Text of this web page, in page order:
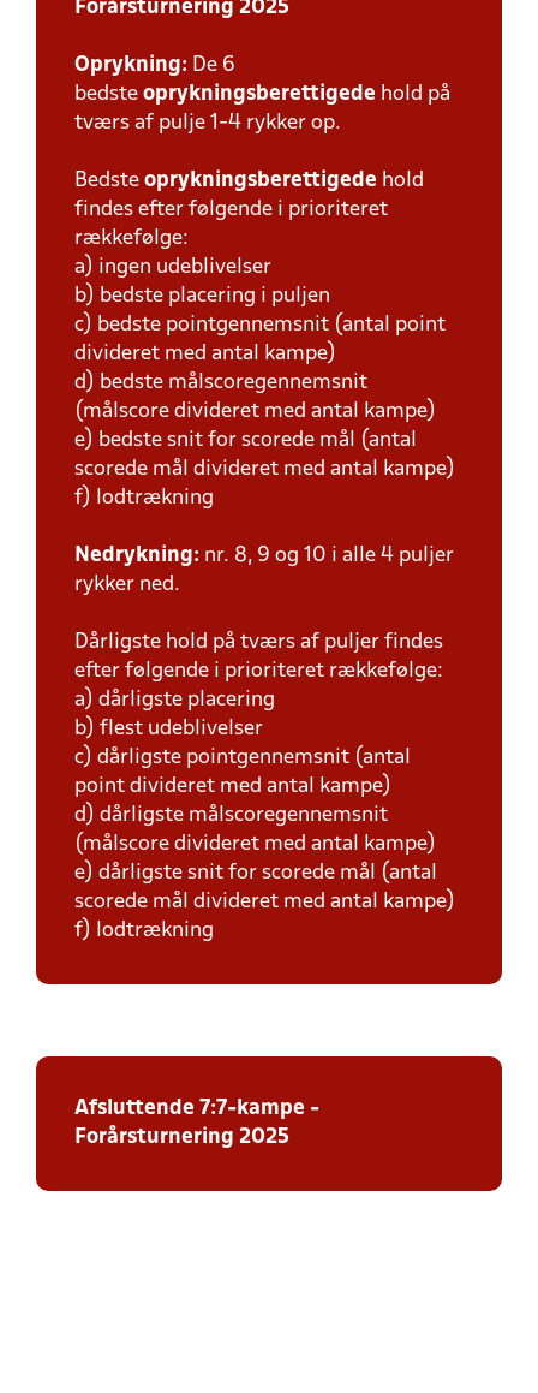
Forårsturnering 2025
Oprykning: De 6
bedste oprykningsberettigede hold på
tværs af pulje 1-4 rykker op.
Bedste oprykningsberettigede hold
findes efter følgende i prioriteret
rækkefølge:
a) ingen udeblivelser
b) bedste placering i puljen
c) bedste pointgennemsnit (antal point
divideret med antal kampe)
d) bedste målscoregennemsnit
(målscore divideret med antal kampe)
e) bedste snit for scorede mål (antal
scorede mål divideret med antal kampe)
f) lodtrækning
Nedrykning: nr. 8, 9 og 10 i alle 4 puljer
rykker ned.
Dårligste hold på tværs af puljer findes
efter følgende i prioriteret rækkefølge:
a) dårligste placering
b) flest udeblivelser
c) dårligste pointgennemsnit (antal
point divideret med antal kampe)
d) dårligste målscoregennemsnit
(målscore divideret med antal kampe)
e) dårligste snit for scorede mål (antal
scorede mål divideret med antal kampe)
f) lodtrækning
Afsluttende 7:7-kampe -
Forårsturnering 2025